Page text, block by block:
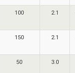
100 2.1
150 2.1
50 3.0